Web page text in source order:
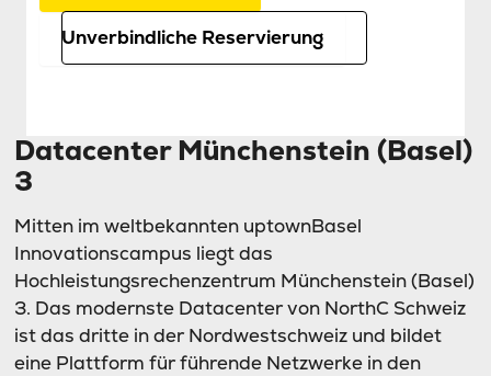
Unverbindliche Reservierung
Datacenter Münchenstein (Basel)
3
Mitten im weltbekannten uptownBasel
Innovationscampus liegt das
Hochleistungsrechenzentrum Münchenstein (Basel)
3. Das modernste Datacenter von NorthC Schweiz
ist das dritte in der Nordwestschweiz und bildet
eine Plattform für führende Netzwerke in den